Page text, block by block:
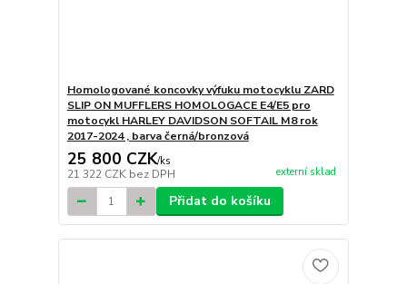
Homologované koncovky výfuku motocyklu ZARD
SLIP ON MUFFLERS HOMOLOGACE E4/E5 pro
motocykl HARLEY DAVIDSON SOFTAIL M8 rok
2017-2024 , barva černá/bronzová
25 800 CZK/ks
21 322 CZK bez DPH externí sklad
Přidat do košíku